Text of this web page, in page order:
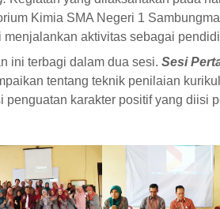
Kimia SMA Negeri 1
menjalankan aktivitas sebagai
ini terbagi dalam dua sesi. Sesi
tentang teknik penilaian
penguatan karakter positif yang diisi